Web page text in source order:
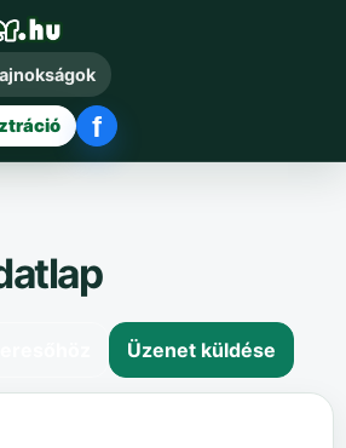
fFacebook belépés
Üzenet küldése